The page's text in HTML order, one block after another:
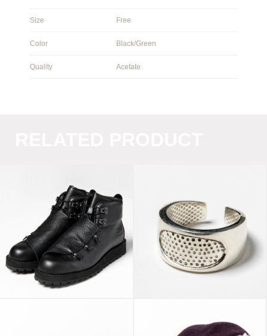
Size Free
Color Black/Green
Quality Acetate
Danner Mountain
“Nude” Off Black
Thimbles Ring